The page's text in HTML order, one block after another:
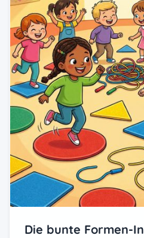
Die bunte Formen-